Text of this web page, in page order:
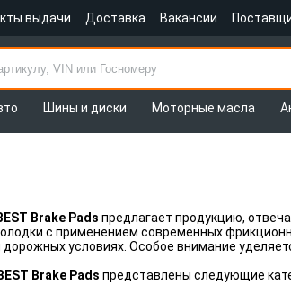
выдачи Доставка Вакансии
Шины и диски Моторные масла
Brake Pads предлагает продукцию,
с применением современных
дорожных условиях. Особое внимание
BEST Brake Pads представлены следующие